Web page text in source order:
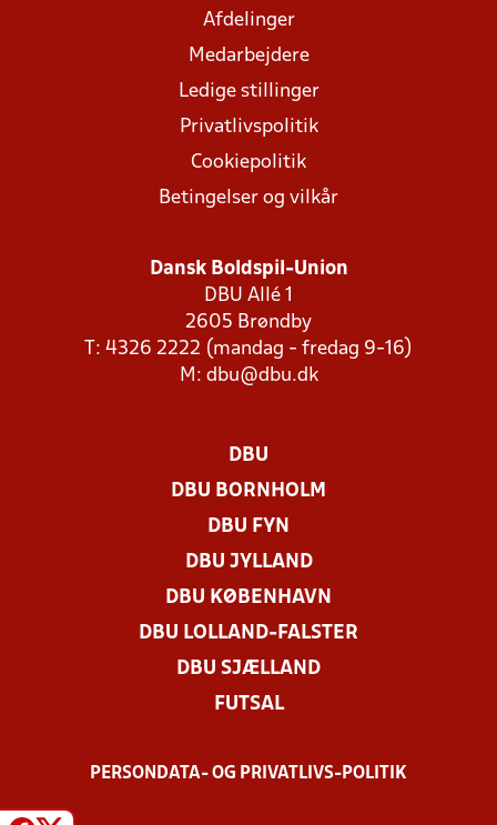
Afdelinger
Medarbejdere
Ledige stillinger
Privatlivspolitik
Cookiepolitik
Betingelser og vilkår
Dansk Boldspil-Union
DBU Allé 1
2605 Brøndby
T: 4326 2222 (mandag - fredag 9-16)
M: dbu@dbu.dk
DBU
DBU BORNHOLM
DBU FYN
DBU JYLLAND
DBU KØBENHAVN
DBU LOLLAND-FALSTER
DBU SJÆLLAND
FUTSAL
PERSONDATA- OG PRIVATLIVS-POLITIK